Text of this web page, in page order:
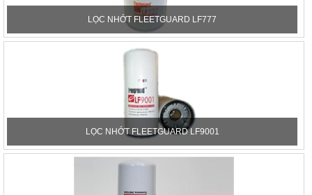
LỌC NHỚT FLEETGUARD LF777
LỌC NHỚT FLEETGUARD LF9001